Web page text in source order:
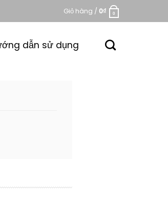
Giỏ hàng / 0₫ 0
dẫn sử dụng